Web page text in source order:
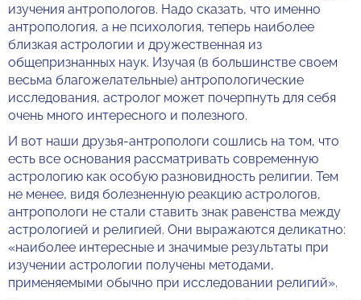
изучения антропологов. Надо сказать, что именно
антропология, а не психология, теперь наиболее
близкая астрологии и дружественная из
общепризнанных наук. Изучая (в большинстве своем
весьма благожелательные) антропологические
исследования, астролог может почерпнуть для себя
очень много интересного и полезного.
И вот наши друзья-антропологи сошлись на том, что
есть все основания рассматривать современную
астрологию как особую разновидность религии. Тем
не менее, видя болезненную реакцию астрологов,
антропологи не стали ставить знак равенства между
астрологией и религией. Они выражаются деликатно:
«наиболее интересные и значимые результаты при
изучении астрологии получены методами,
применяемыми обычно при исследовании религий».